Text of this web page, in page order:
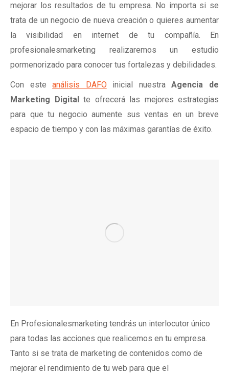
mejorar los resultados de tu empresa. No importa si se
trata de un negocio de nueva creación o quieres aumentar
la visibilidad en internet de tu compañía. En
profesionalesmarketing realizaremos un estudio
pormenorizado para conocer tus fortalezas y debilidades.
Con esteanálisis DAFOinicial nuestraAgencia de
Marketing Digital te ofrecerá las mejores estrategias
para que tu negocio aumente sus ventas en un breve
espacio de tiempo y con las máximas garantías de éxito.
En Profesionalesmarketing tendrás un interlocutor único
para todas las acciones que realicemos en tu empresa.
Tanto si se trata de marketing de contenidos como de
mejorar el rendimiento de tu web para que el